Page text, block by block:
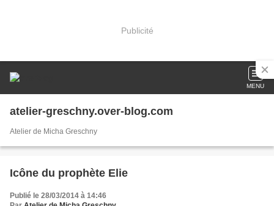
Publicité
MENU
atelier-greschny.over-blog.com
Atelier de Micha Greschny
Icône du prophète Elie
Publié le 28/03/2014 à 14:46